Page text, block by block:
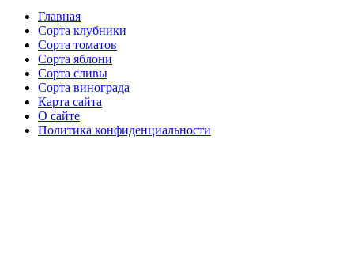
Главная
Сорта клубники
Сорта томатов
Сорта яблони
Сорта сливы
Сорта винограда
Карта сайта
О сайте
Политика конфиденциальности